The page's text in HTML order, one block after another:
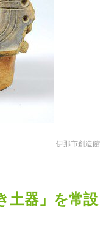
伊那市創造館
土器」を常設